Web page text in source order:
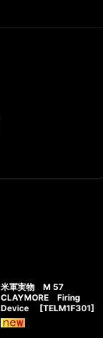
米軍実物 M 57
CLAYMORE Firing
Device
[TELM1F301]